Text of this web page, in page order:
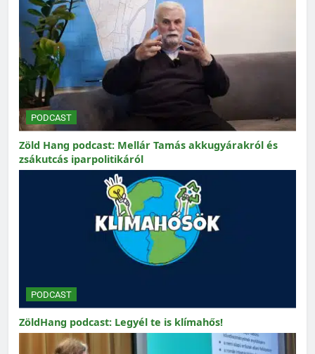
PODCAST
Zöld Hang podcast: Mellár Tamás akkugyárakról és
zsákutcás iparpolitikáról
PODCAST
ZöldHang podcast: Legyél te is klímahős!